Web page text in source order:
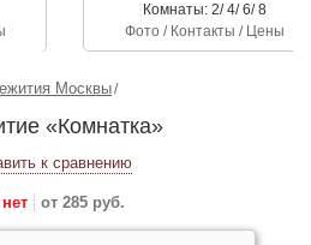
Комнаты: 2/ 4/ 6/ 8
Фото / Контакты / Цены
Москвы
«Комнатка»
к сравнению
от 285 руб.